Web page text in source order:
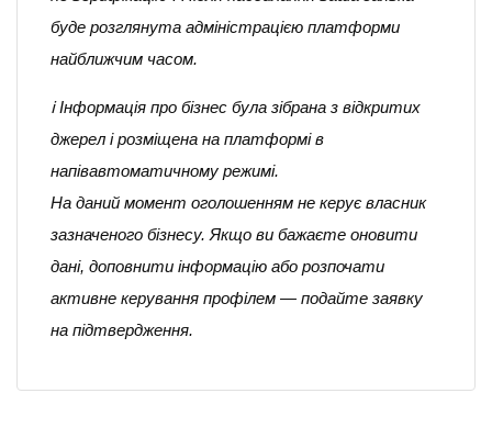
буде розглянута адміністрацією платформи
найближчим часом.
ℹ️ Інформація про бізнес була зібрана з відкритих
джерел і розміщена на платформі в
напівавтоматичному режимі.
На даний момент оголошенням не керує власник
зазначеного бізнесу. Якщо ви бажаєте оновити
дані, доповнити інформацію або розпочати
активне керування профілем — подайте заявку
на підтвердження.